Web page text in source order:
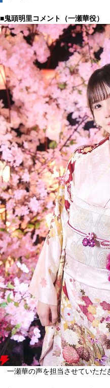
■鬼頭明里コメント（一瀬華役）
一瀬華の声を担当させていただ